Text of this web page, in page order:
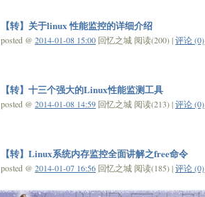
【转】关于linux 性能监控的详细介绍
posted @ 2014-01-08 15:00 回忆之城 阅读(200) |评论 (0)
【转】十三个强大的Linux性能监测工具
posted @ 2014-01-08 14:59 回忆之城 阅读(213) |评论 (0)
【转】Linux系统内存监控全面讲解之free命令
posted @ 2014-01-07 16:56 回忆之城 阅读(185) |评论 (0)